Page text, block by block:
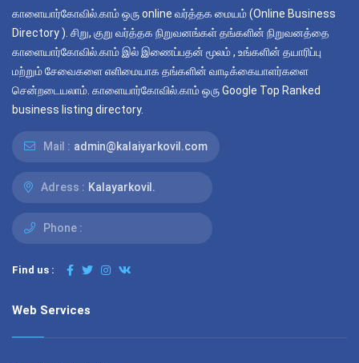
காளையார்கோவில்.காம் ஒரு online வர்த்தக மையம் (Online Business
Directory ). சிறு, குறு வர்த்தக நிறுவனங்கள் தங்களின் நிறுவனத்தை
காளையார்கோவில்.காம் இல் இணைப்பதன் மூலம் , உங்களின் தயாரிப்பு
மற்றும் சேவைகளை எளிமையாக தங்களின் வாடிக்கையாளர்களை
சென்றடையலாம். காளையார்கோவில்.காம் ஒரு Google Top Ranked
business listing directory.
Mail : admin@kalaiyarkovil.com
Adress : Kalayarkovil.
Phone :
Find us :
Web Services